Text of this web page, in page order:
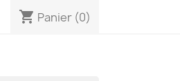
shopping_cart Panier (0)